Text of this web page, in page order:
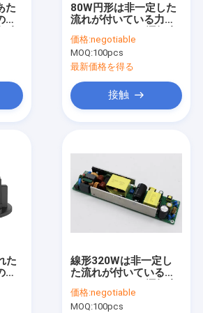
た
80W円形は非一定した
流れが付いている力
を隔離した
価格:negotiable
MOQ:100pcs
最新価格を得る
接触
た
一
線形320Wは非一定し
た流れが付いている力
を隔離した
価格:negotiable
MOQ:100pcs